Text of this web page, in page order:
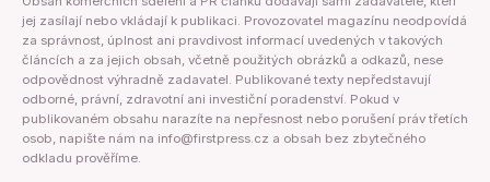
jej zasílají nebo vkládají k publikaci. Provozovatel magazínu neodpovídá
za správnost, úplnost ani pravdivost informací uvedených v takových
článcích a za jejich obsah, včetně použitých obrázků a odkazů, nese
odpovědnost výhradně zadavatel. Publikované texty nepředstavují
odborné, právní, zdravotní ani investiční poradenství. Pokud v
publikovaném obsahu narazíte na nepřesnost nebo porušení práv třetích
osob, napište nám na info@firstpress.cz a obsah bez zbytečného
odkladu prověříme.